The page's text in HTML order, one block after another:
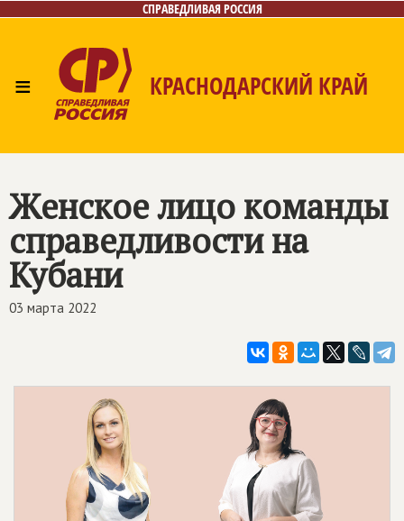
СПРАВЕДЛИВАЯ РОССИЯ
≡ КРАСНОДАРСКИЙ КРАЙ
Женское лицо команды
справедливости на
Кубани
03 марта 2022